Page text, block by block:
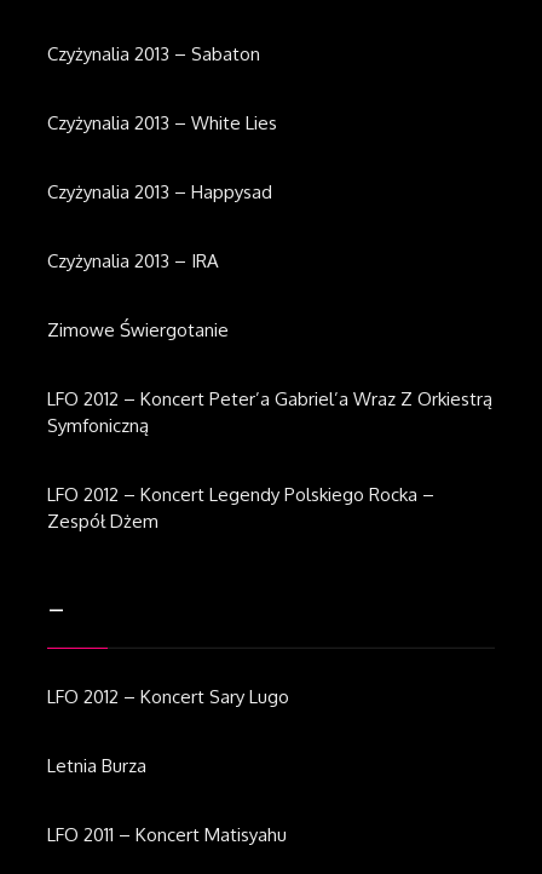
Czyżynalia 2013 – Sabaton
Czyżynalia 2013 – White Lies
Czyżynalia 2013 – Happysad
Czyżynalia 2013 – IRA
Zimowe Świergotanie
LFO 2012 – Koncert Peter’a Gabriel’a Wraz Z Orkiestrą
Symfoniczną
LFO 2012 – Koncert Legendy Polskiego Rocka –
Zespół Dżem
–
LFO 2012 – Koncert Sary Lugo
Letnia Burza
LFO 2011 – Koncert Matisyahu